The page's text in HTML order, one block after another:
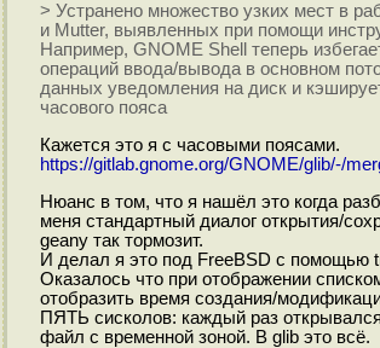
> Устранено множество узких мест в
и Mutter, выявленных при помощи
Например, GNOME Shell теперь
операций ввода/вывода в основном
данных уведомления на диск и
часового пояса
Кажется это я с часовыми поясами.
https://gitlab.gnome.org/GNOME/glib/-/
Нюанс в том, что я нашёл это когда
меня стандартный диалог открытия/
geany так тормозит.
И делал я это под FreeBSD с помощью
Оказалось что при отображении
отобразить время создания/
ПЯТЬ сисколов: каждый раз
файл с временной зоной. В glib это всё.